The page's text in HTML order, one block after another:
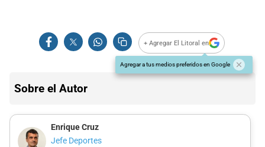
+ Agregar El Litoral en
Agregar a tus medios preferidos en Google
Sobre el Autor
Enrique Cruz
Jefe Deportes